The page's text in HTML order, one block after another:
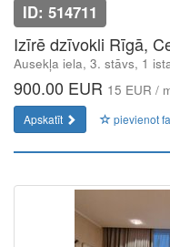
ID: 514711
Izīrē dzīvokli Rīgā,
Ausekļa iela, 3. stāvs, 1
900.00 EUR 15 EUR /
Apskatīt pievienot